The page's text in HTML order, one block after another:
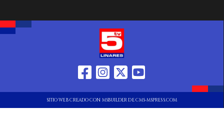
SITIO WEB CREADO CON MSBUILDER DE CMS-MSPRESS.COM